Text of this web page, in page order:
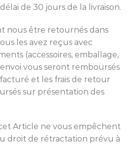
de 30 jours de la livraison.
nous être retournés dans
les avez reçus avec
(accessoires, emballage,
vous seront remboursés
et les frais de retour
sur présentation des
Article ne vous empêchent
droit de rétractation prévu à